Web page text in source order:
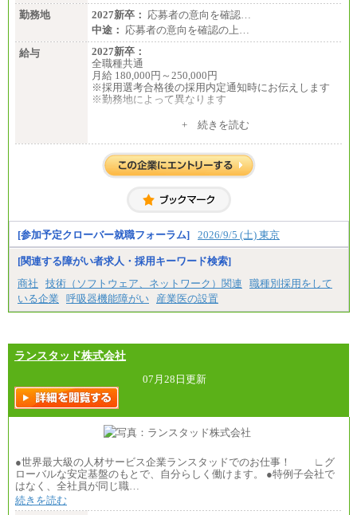
勤務地
2027新卒： 応募者の意向を確認…
中途： 応募者の意向を確認の上…
給与
2027新卒：
全職種共通
月給 180,000円～250,000円
※採用選考合格後の採用内定通知時にお伝えします
※勤務地によって異なります
月給 200,000円～250,000円
入社時の処遇は経験・能力を考慮の上、当社規程に
より決定します。
お伝えします。
+ 続きを読む
[参加予定クローバー就職フォーラム] 2026/9/5 (土) 東京
[関連する障がい者求人・採用キーワード検索]
商社
技術（ソフトウェア、ネットワーク）関連
職種別採用をして
いる企業
呼吸器機能障がい 産業医の設置
ランスタッド株式会社
07月28日更新
●世界最大級の人材サービス企業ランスタッドでのお仕事！ ∟グ
ローバルな安定基盤のもとで、自分らしく働けます。 ●特例子会社で
はなく、全社員が同じ職…
続きを読む